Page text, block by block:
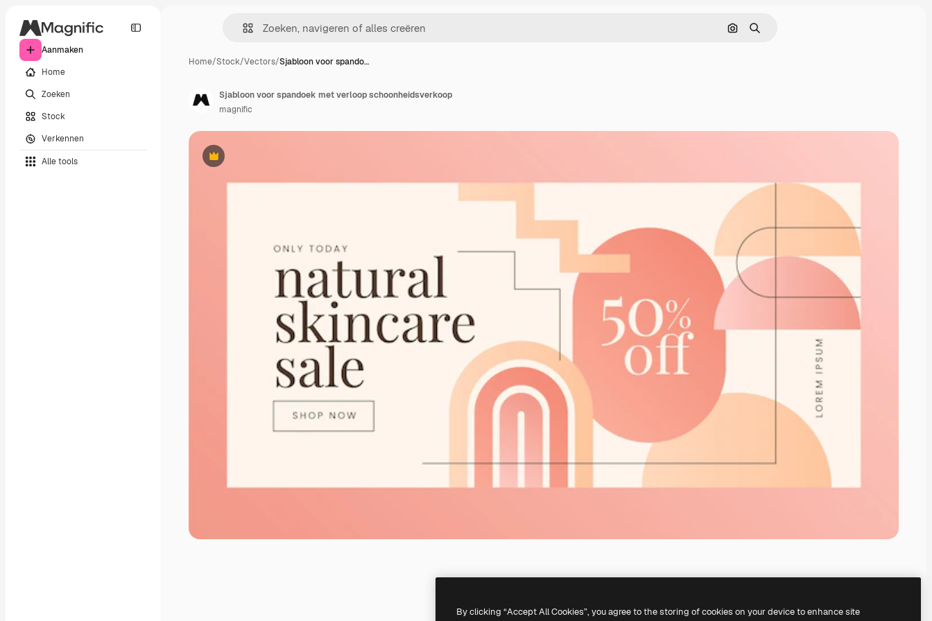
Aanmaken
Home
Zoeken
Stock
Verkennen
Alle tools
Zoeken op afbeelding
Zoeken
Home/Stock/Vectors/Sjabloon voor spando…
Premium
Sjabloon voor spandoek met verloop schoonheidsverkoop
magnific
By clicking “Accept All Cookies”, you agree to the storing of cookies on your device to enhance site